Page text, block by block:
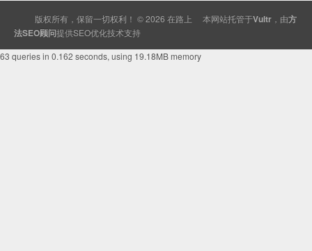
版权所有，保留一切权利！ © 2026 在路上 本网站托管于Vultr ，由方
法SEO顾问提供SEO优化技术支持
63 queries in 0.162 seconds, using 19.18MB memory